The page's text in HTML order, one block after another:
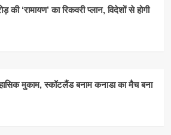
‘रामायण’ का रिकवरी प्लान, विदेशों से होगी
मुकाम, स्कॉटलैंड बनाम कनाडा का मैच बना